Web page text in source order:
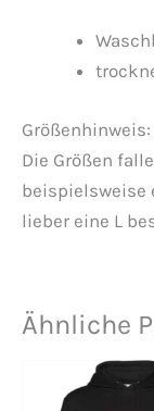
Größenhinweis:
Die Größen
beispielsweise
lieber eine L
Ähnliche